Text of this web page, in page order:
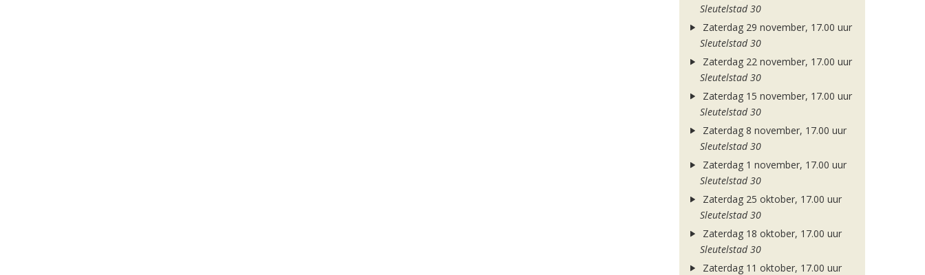
Sleutelstad 30
Zaterdag 29 november, 17.00 uur
Sleutelstad 30
Zaterdag 22 november, 17.00 uur
Sleutelstad 30
Zaterdag 15 november, 17.00 uur
Sleutelstad 30
Zaterdag 8 november, 17.00 uur
Sleutelstad 30
Zaterdag 1 november, 17.00 uur
Sleutelstad 30
Zaterdag 25 oktober, 17.00 uur
Sleutelstad 30
Zaterdag 18 oktober, 17.00 uur
Sleutelstad 30
Zaterdag 11 oktober, 17.00 uur